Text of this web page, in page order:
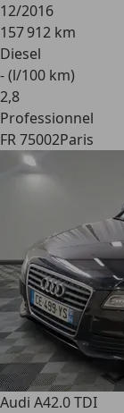
12/2016
157 912 km
Diesel
- (l/100 km)
2,8
Professionnel
FR 75002Paris
Audi A42.0 TDI